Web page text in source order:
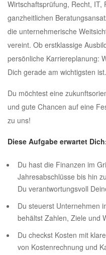
Wirtschaftsprüfung, Recht, IT,
ganzheitlichen
die unternehmerische
vereint. Ob erstklassige
persönliche Karriereplanung:
Dich gerade am wichtigsten ist.
Du möchtest eine
und gute Chancen auf eine
zu uns!
Diese Aufgabe erwartet
Du hast die Finanzen im
Jahresabschlüsse bis hin
Du verantwortungsvoll
Du steuerst Unternehmen
behältst Zahlen, Ziele und
Du checkst Kosten mit
von Kostenrechnung und